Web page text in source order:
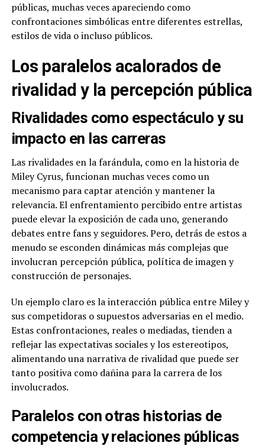
públicas, muchas veces apareciendo como
confrontaciones simbólicas entre diferentes estrellas,
estilos de vida o incluso públicos.
Los paralelos acalorados de
rivalidad y la percepción pública
Rivalidades como espectáculo y su
impacto en las carreras
Las rivalidades en la farándula, como en la historia de
Miley Cyrus, funcionan muchas veces como un
mecanismo para captar atención y mantener la
relevancia. El enfrentamiento percibido entre artistas
puede elevar la exposición de cada uno, generando
debates entre fans y seguidores. Pero, detrás de estos a
menudo se esconden dinámicas más complejas que
involucran percepción pública, política de imagen y
construcción de personajes.
Un ejemplo claro es la interacción pública entre Miley y
sus competidoras o supuestos adversarias en el medio.
Estas confrontaciones, reales o mediadas, tienden a
reflejar las expectativas sociales y los estereotipos,
alimentando una narrativa de rivalidad que puede ser
tanto positiva como dañina para la carrera de los
involucrados.
Paralelos con otras historias de
competencia y relaciones públicas